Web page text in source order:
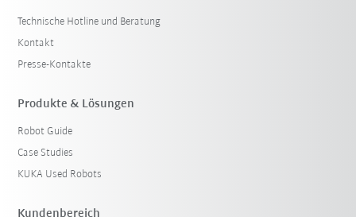
Technische Hotline und Beratung
Kontakt
Presse-Kontakte
Produkte & Lösungen
Robot Guide
Case Studies
KUKA Used Robots
Kundenbereich